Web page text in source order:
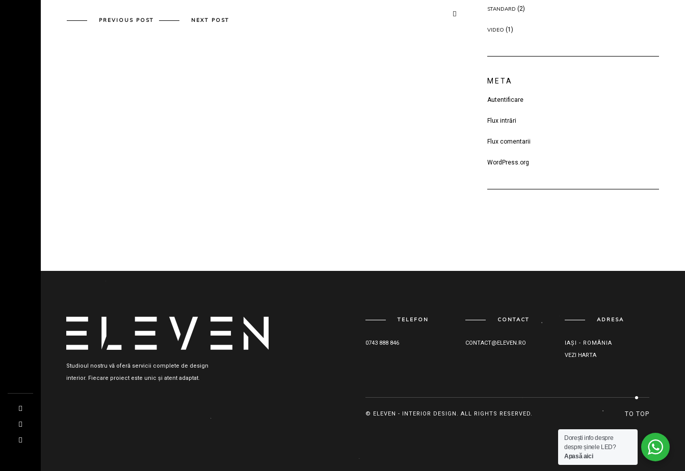
PREVIOUS POST NEXT POST
STANDARD (2)
VIDEO (1)
META
Autentificare
Flux intrări
Flux comentarii
WordPress.org
Studioul nostru vă oferă servicii complete de design
interior. Fiecare proiect este unic și atent adaptat.
TELEFON
0743 888 846
CONTACT
CONTACT@ELEVEN.RO
ADRESA
IAȘI - ROMÂNIA
VEZI HARTA
© ELEVEN - INTERIOR DESIGN. ALL RIGHTS RESERVED. TO TOP
Dorești info despre
despre șinele LED?
Apasă aici